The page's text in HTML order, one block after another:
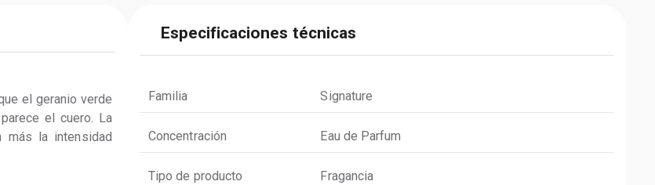
el geranio verde
el cuero. La
más la intensidad
Especificaciones técnicas
Familia Signature
Concentración Eau de Parfum
Tipo de producto Fragancia